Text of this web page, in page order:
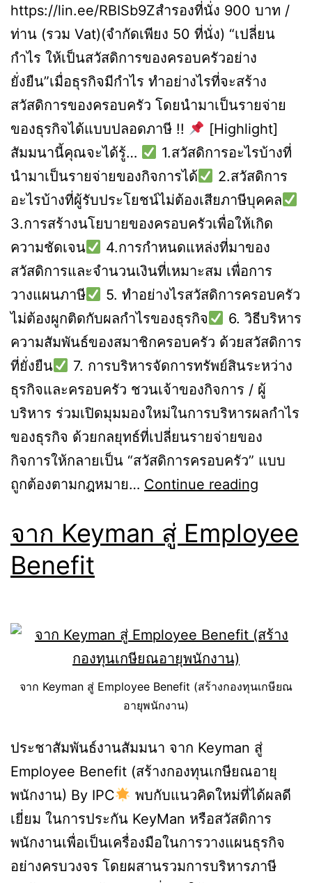
https://lin.ee/RBISb9Zสำรองที่นั่ง 900 บาท /
ท่าน (รวม Vat)(จำกัดเพียง 50 ที่นั่ง) “เปลี่ยน
กำไร ให้เป็นสวัสดิการของครอบครัวอย่าง
ยั่งยืน”เมื่อธุรกิจมีกำไร ทำอย่างไรที่จะสร้าง
สวัสดิการของครอบครัว โดยนำมาเป็นรายจ่าย
ของธุรกิจได้แบบปลอดภาษี !!
[Highlight]
สัมมนานี้คุณจะได้รู้…
1.สวัสดิการอะไรบ้างที่
นำมาเป็นรายจ่ายของกิจการได้
2.สวัสดิการ
อะไรบ้างที่ผู้รับประโยชน์ไม่ต้องเสียภาษีบุคคล
3.การสร้างนโยบายของครอบครัวเพื่อให้เกิด
ความชัดเจน
4.การกำหนดแหล่งที่มาของ
สวัสดิการและจำนวนเงินที่เหมาะสม เพื่อการ
วางแผนภาษี
5. ทำอย่างไรสวัสดิการครอบครัว
ไม่ต้องผูกติดกับผลกำไรของธุรกิจ
6. วิธีบริหาร
ความสัมพันธ์ของสมาชิกครอบครัว ด้วยสวัสดิการ
ที่ยั่งยืน
7. การบริหารจัดการทรัพย์สินระหว่าง
ธุรกิจและครอบครัว ชวนเจ้าของกิจการ / ผู้
บริหาร ร่วมเปิดมุมมองใหม่ในการบริหารผลกำไร
ของธุรกิจ ด้วยกลยุทธ์ที่เปลี่ยนรายจ่ายของ
กิจการให้กลายเป็น “สวัสดิการครอบครัว” แบบ
ถูกต้องตามกฎหมาย… Continue reading
มั่นคง
กลยุทธ์
แบบ
ปลอด
ภาษี
จาก Keyman สู่ Employee
Benefit
จาก Keyman สู่ Employee Benefit (สร้างกองทุนเกษียณ
อายุพนักงาน)
ประชาสัมพันธ์งานสัมมนา จาก Keyman สู่
Employee Benefit (สร้างกองทุนเกษียณอายุ
พนักงาน) By IPC
พบกับแนวคิดใหม่ที่ได้ผลดี
เยี่ยม ในการประกัน KeyMan หรือสวัสดิการ
พนักงานเพื่อเป็นเครื่องมือในการวางแผนธุรกิจ
อย่างครบวงจร โดยผสานรวมการบริหารภาษี